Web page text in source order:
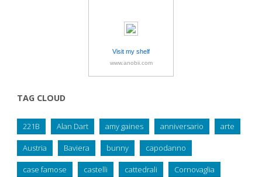
Visit my shelf
www.anobii.com
TAG CLOUD
221B Alan Dart amy gaines anniversario arte
Austria Baviera bunny capodanno
case famose castelli cattedrali Cornovaglia